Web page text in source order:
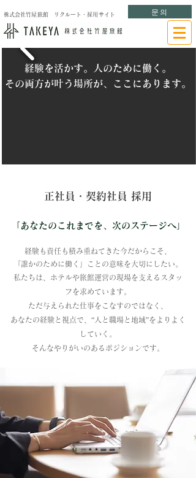
株式会社竹屋旅館 リクルート・採用サイト 문의
経験を活かす。人のために働く。
その両方が叶う場所が、ここにあります。
正社員・契約社員 採用
「あなたのこれまでを、次のステージへ」
経験も責任も積み重ねてきた今だからこそ、
「誰かのために働く」ことの意味を大切にしたい。
私たちは、ホテルや旅館運営の現場を支えるスタッ
フを求めています。
ただ与えられた仕事をこなすのではなく、
あなたの経験と視点で、“人と職場と地域”をよりよく
していく。
そんなやりがいのあるポジションです。